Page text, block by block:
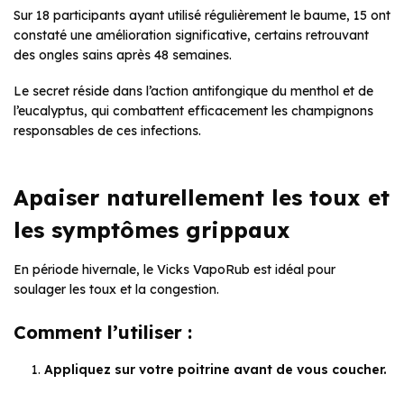
Sur 18 participants ayant utilisé régulièrement le baume, 15 ont
constaté une amélioration significative, certains retrouvant
des ongles sains après 48 semaines.
Le secret réside dans l’action antifongique du menthol et de
l’eucalyptus, qui combattent efficacement les champignons
responsables de ces infections.
Apaiser naturellement les toux et
les symptômes grippaux
En période hivernale, le Vicks VapoRub est idéal pour
soulager les toux et la congestion.
Comment l’utiliser :
Appliquez sur votre poitrine avant de vous coucher.